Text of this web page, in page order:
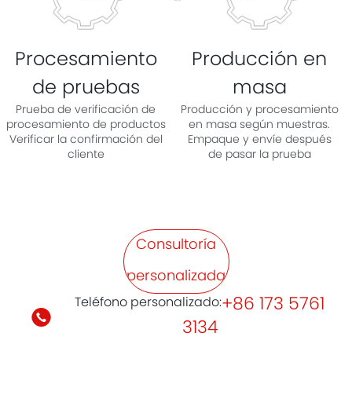
Procesamiento
de pruebas
Prueba de verificación de
procesamiento de productos
Verificar la confirmación del
cliente
Producción en
masa
Producción y procesamiento
en masa según muestras.
Empaque y envíe después
de pasar la prueba
Consultoría
personalizada
Teléfono personalizado:+86 173 5761
3134